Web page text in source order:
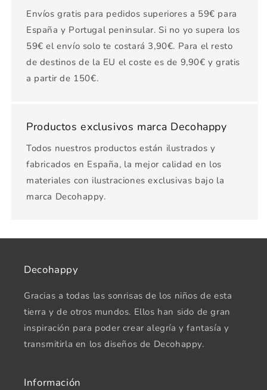
Envíos gratis para pedidos superiores a 59€ para
España y Portugal peninsular. Si no yo supera los
59€ el envío solo te costará 3,90€. Para el resto
de destinos de la EU el coste es de 9,90€ y gratis
a partir de 150€.
Productos exclusivos marca Decohappy
Todos nuestros productos están ilustrados y
fabricados en España, la mejor calidad en los
materiales con ilustraciones exclusivas bajo la
marca Decohappy.
Decohappy
Gracias a todas las sonrisas de los niños de esta
tierra y de otros mundos. Ellos han sido de gran
inspiración para poder crear alegría y fantasía y
transmitirla en los diseños de Decohappy.
Información